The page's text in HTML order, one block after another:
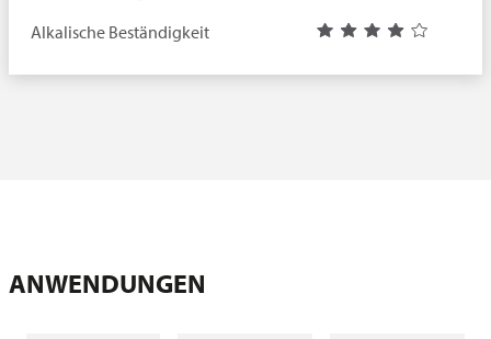
Alkalische Beständigkeit
ANWENDUNGEN